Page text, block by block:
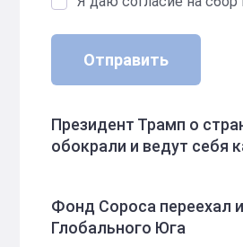
Отправить
Президент Трамп о
обокрали и ведут себя
Фонд Сороса переехал
Глобального Юга